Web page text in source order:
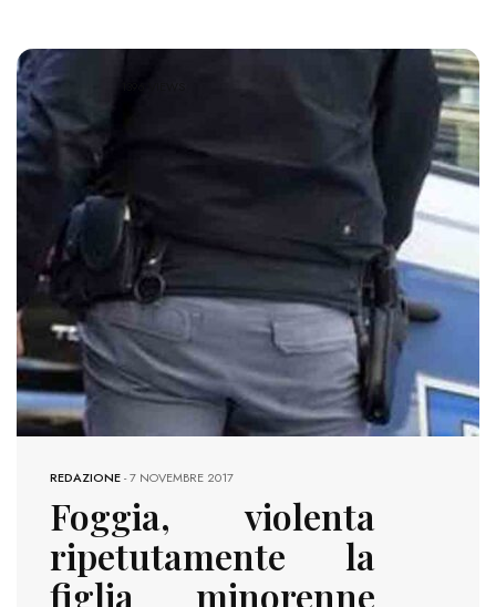
REDAZIONE-7 NOVEMBRE 2017
Foggia, violenta
ripetutamente la
figlia minorenne